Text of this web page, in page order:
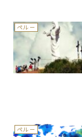
ペルー
ペルー